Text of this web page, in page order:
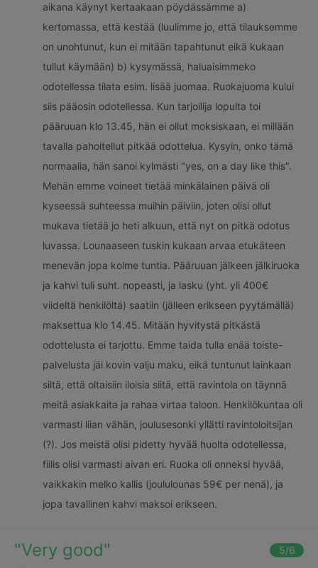
aikana käynyt kertaakaan pöydässämme a)
kertomassa, että kestää (luulimme jo, että tilauksemme
on unohtunut, kun ei mitään tapahtunut eikä kukaan
tullut käymään) b) kysymässä, haluaisimmeko
odotellessa tilata esim. lisää juomaa. Ruokajuoma kului
siis pääosin odotellessa. Kun tarjoilija lopulta toi
pääruuan klo 13.45, hän ei ollut moksiskaan, ei millään
tavalla pahoitellut pitkää odottelua. Kysyin, onko tämä
normaalia, hän sanoi kylmästi "yes, on a day like this".
Mehän emme voineet tietää minkälainen päivä oli
kyseessä suhteessa muihin päiviin, joten olisi ollut
mukava tietää jo heti alkuun, että nyt on pitkä odotus
luvassa. Lounaaseen tuskin kukaan arvaa etukäteen
menevän jopa kolme tuntia. Pääruuan jälkeen jälkiruoka
ja kahvi tuli suht. nopeasti, ja lasku (yht. yli 400€
viideltä henkilöltä) saatiin (jälleen erikseen pyytämällä)
maksettua klo 14.45. Mitään hyvitystä pitkästä
odottelusta ei tarjottu. Emme taida tulla enää toiste-
palvelusta jäi kovin valju maku, eikä tuntunut lainkaan
siltä, että oltaisiin iloisia siitä, että ravintola on täynnä
meitä asiakkaita ja rahaa virtaa taloon. Henkilökuntaa oli
varmasti liian vähän, joulusesonki yllätti ravintoloitsijan
(?). Jos meistä olisi pidetty hyvää huolta odotellessa,
fiilis olisi varmasti aivan eri. Ruoka oli onneksi hyvää,
vaikkakin melko kallis (joululounas 59€ per nenä), ja
jopa tavallinen kahvi maksoi erikseen.
"Very good" 5/6